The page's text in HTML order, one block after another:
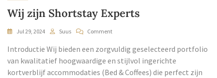
Wij zijn Shortstay Experts
Jul 29, 2024 Suus Comment
Introductie Wij bieden een zorgvuldig geselecteerd portfolio
van kwalitatief hoogwaardige en stijlvol ingerichte
kortverblijf accommodaties (Bed & Coffees) die perfect zijn